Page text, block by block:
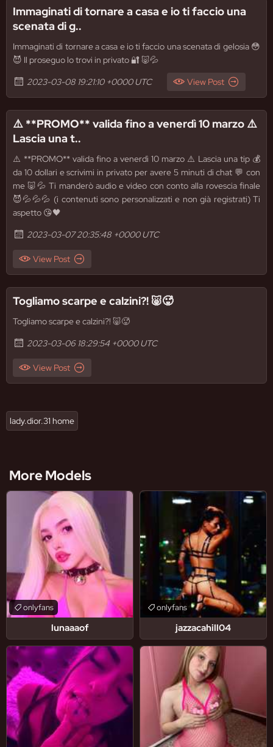
Immaginati di tornare a casa e io ti faccio una
scenata di g..
Immaginati di tornare a casa e io ti faccio una scenata di gelosia 😳
😈 Il proseguo lo trovi in privato 🔐 🐷💦
2023-03-08 19:21:10 +0000 UTC
View Post
⚠️ **PROMO** valida fino a venerdì 10 marzo ⚠️
Lascia una t..
⚠️ **PROMO** valida fino a venerdì 10 marzo ⚠️ Lascia una tip 💰
da 10 dollari e scrivimi in privato per avere 5 minuti di chat 💬 con
me 🐷💦 Ti manderò audio e video con conto alla rovescia finale
😈💦💦💦 (i contenuti sono personalizzati e non già registrati) Ti
aspetto 😘🖤
2023-03-07 20:35:48 +0000 UTC
View Post
Togliamo scarpe e calzini?! 🐷🥵
Togliamo scarpe e calzini?! 🐷🥵
2023-03-06 18:29:54 +0000 UTC
View Post
lady.dior.31 home
More Models
lunaaaof
onlyfans
jazzacahill04
onlyfans